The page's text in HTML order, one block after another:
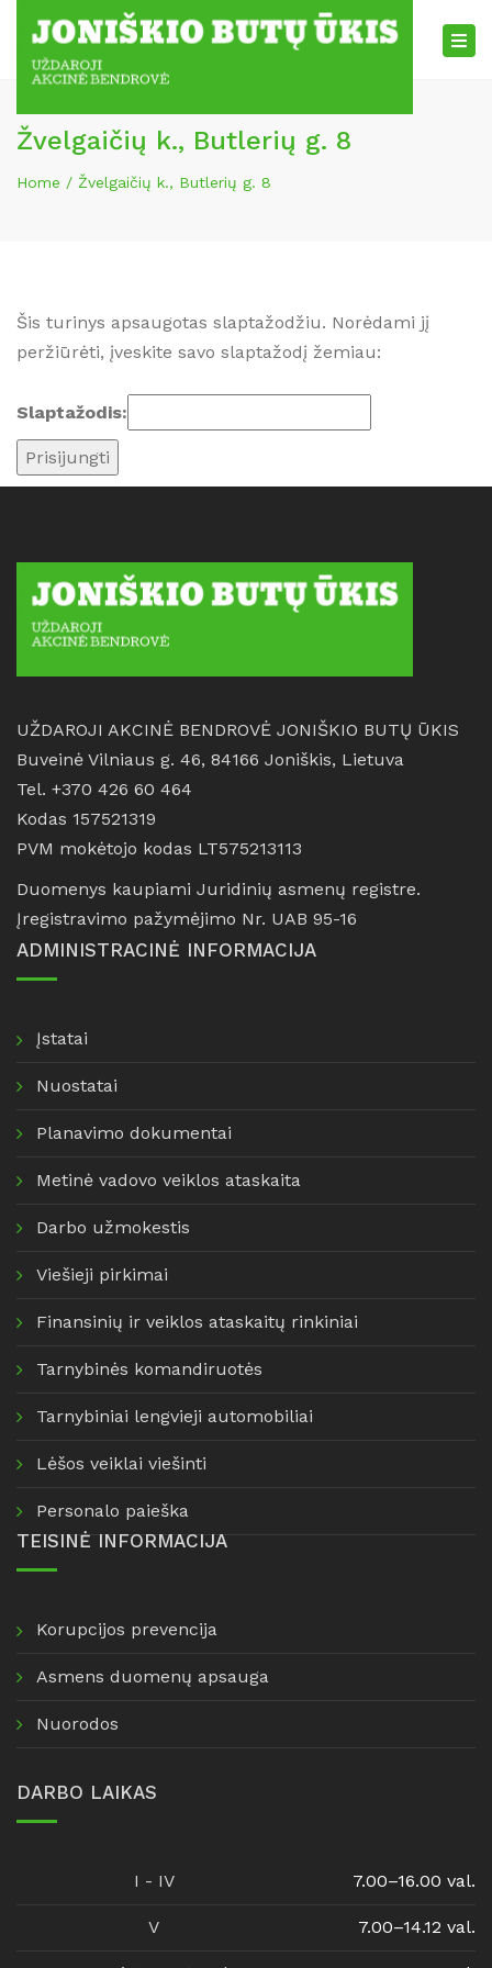
Žvelgaičių k., Butlerių g. 8
Home Žvelgaičių k., Butlerių g. 8
Šis turinys apsaugotas slaptažodžiu. Norėdami jį
peržiūrėti, įveskite savo slaptažodį žemiau:
Slaptažodis:
UŽDAROJI AKCINĖ BENDROVĖ JONIŠKIO BUTŲ ŪKIS
Buveinė Vilniaus g. 46, 84166 Joniškis, Lietuva
Tel. +370 426 60 464
Kodas 157521319
PVM mokėtojo kodas LT575213113
Duomenys kaupiami Juridinių asmenų registre.
Įregistravimo pažymėjimo Nr. UAB 95-16
ADMINISTRACINĖ INFORMACIJA
Įstatai
Nuostatai
Planavimo dokumentai
Metinė vadovo veiklos ataskaita
Darbo užmokestis
Viešieji pirkimai
Finansinių ir veiklos ataskaitų rinkiniai
Tarnybinės komandiruotės
Tarnybiniai lengvieji automobiliai
Lėšos veiklai viešinti
Personalo paieška
TEISINĖ INFORMACIJA
Korupcijos prevencija
Asmens duomenų apsauga
Nuorodos
DARBO LAIKAS
I - IV 7.00–16.00 val.
V 7.00–14.12 val.